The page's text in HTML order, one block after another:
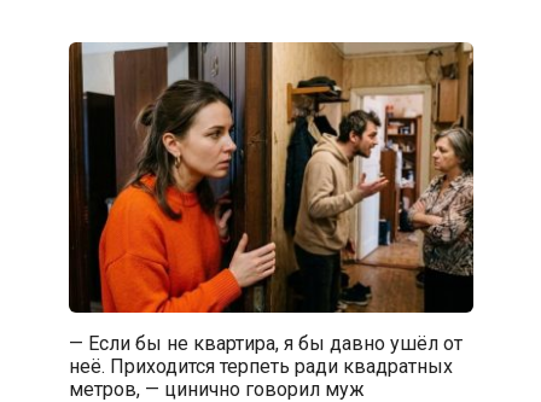
— Если бы не квартира, я бы давно ушёл от
неё. Приходится терпеть ради квадратных
метров, — цинично говорил муж